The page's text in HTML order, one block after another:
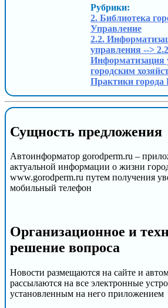
Рубрики:
2. Библиотека
Управление
2.2.
управления -->
Информатизация
городским
Практики города
Сущность предложения
Автоинформатор gorodperm.ru –
актуальной информации о жизни
www.gorodperm.ru путем получения
мобильный телефон
Организационное и
решение вопроса
Новости размещаются на сайте и
рассылаются на все электронные
установленным на него приложением